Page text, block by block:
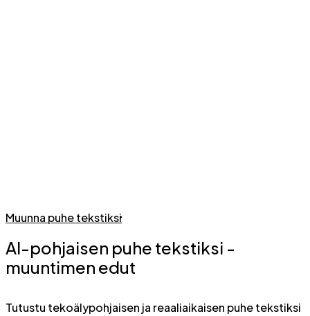
Muunna puhe tekstiksi
AI-pohjaisen puhe tekstiksi -
muuntimen edut
Tutustu tekoälypohjaisen ja reaaliaikaisen puhe tekstiksi